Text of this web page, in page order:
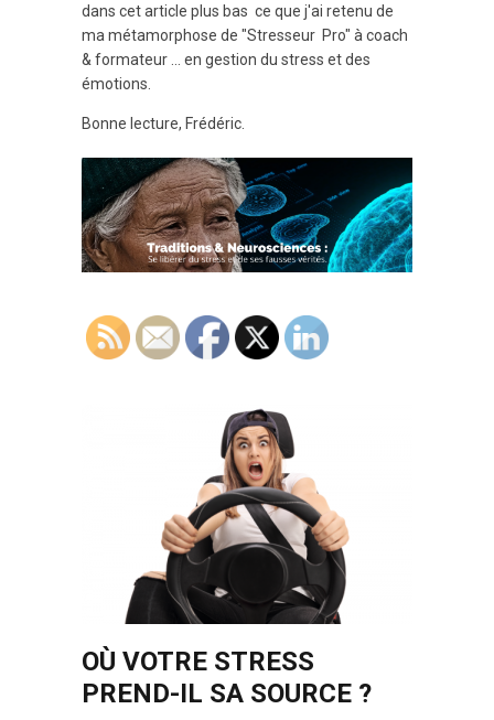
dans cet article plus bas ce que j'ai retenu de
ma métamorphose de "Stresseur Pro" à coach
& formateur ... en gestion du stress et des
émotions.
Bonne lecture, Frédéric.
OÙ VOTRE STRESS
PREND-IL SA SOURCE ?